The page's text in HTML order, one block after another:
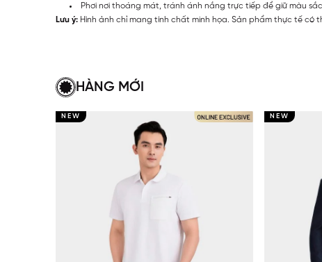
Phơi nơi thoáng mát, tránh ánh nắng trực tiếp để giữ màu
Lưu ý: Hình ảnh chỉ mang tính chất minh họa. Sản phẩm thực tế có
HÀNG MỚI
NEW NEW